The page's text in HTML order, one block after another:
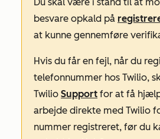
besvare opkald på
at kunne gennemføre
Hvis du får en fejl, når du
telefonnummer hos Twilio,
Twilio Support for at få
arbejde direkte med Twilio
nummer registreret, før du